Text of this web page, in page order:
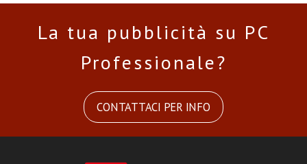
La tua pubblicità su PC
Professionale?
CONTATTACI PER INFO